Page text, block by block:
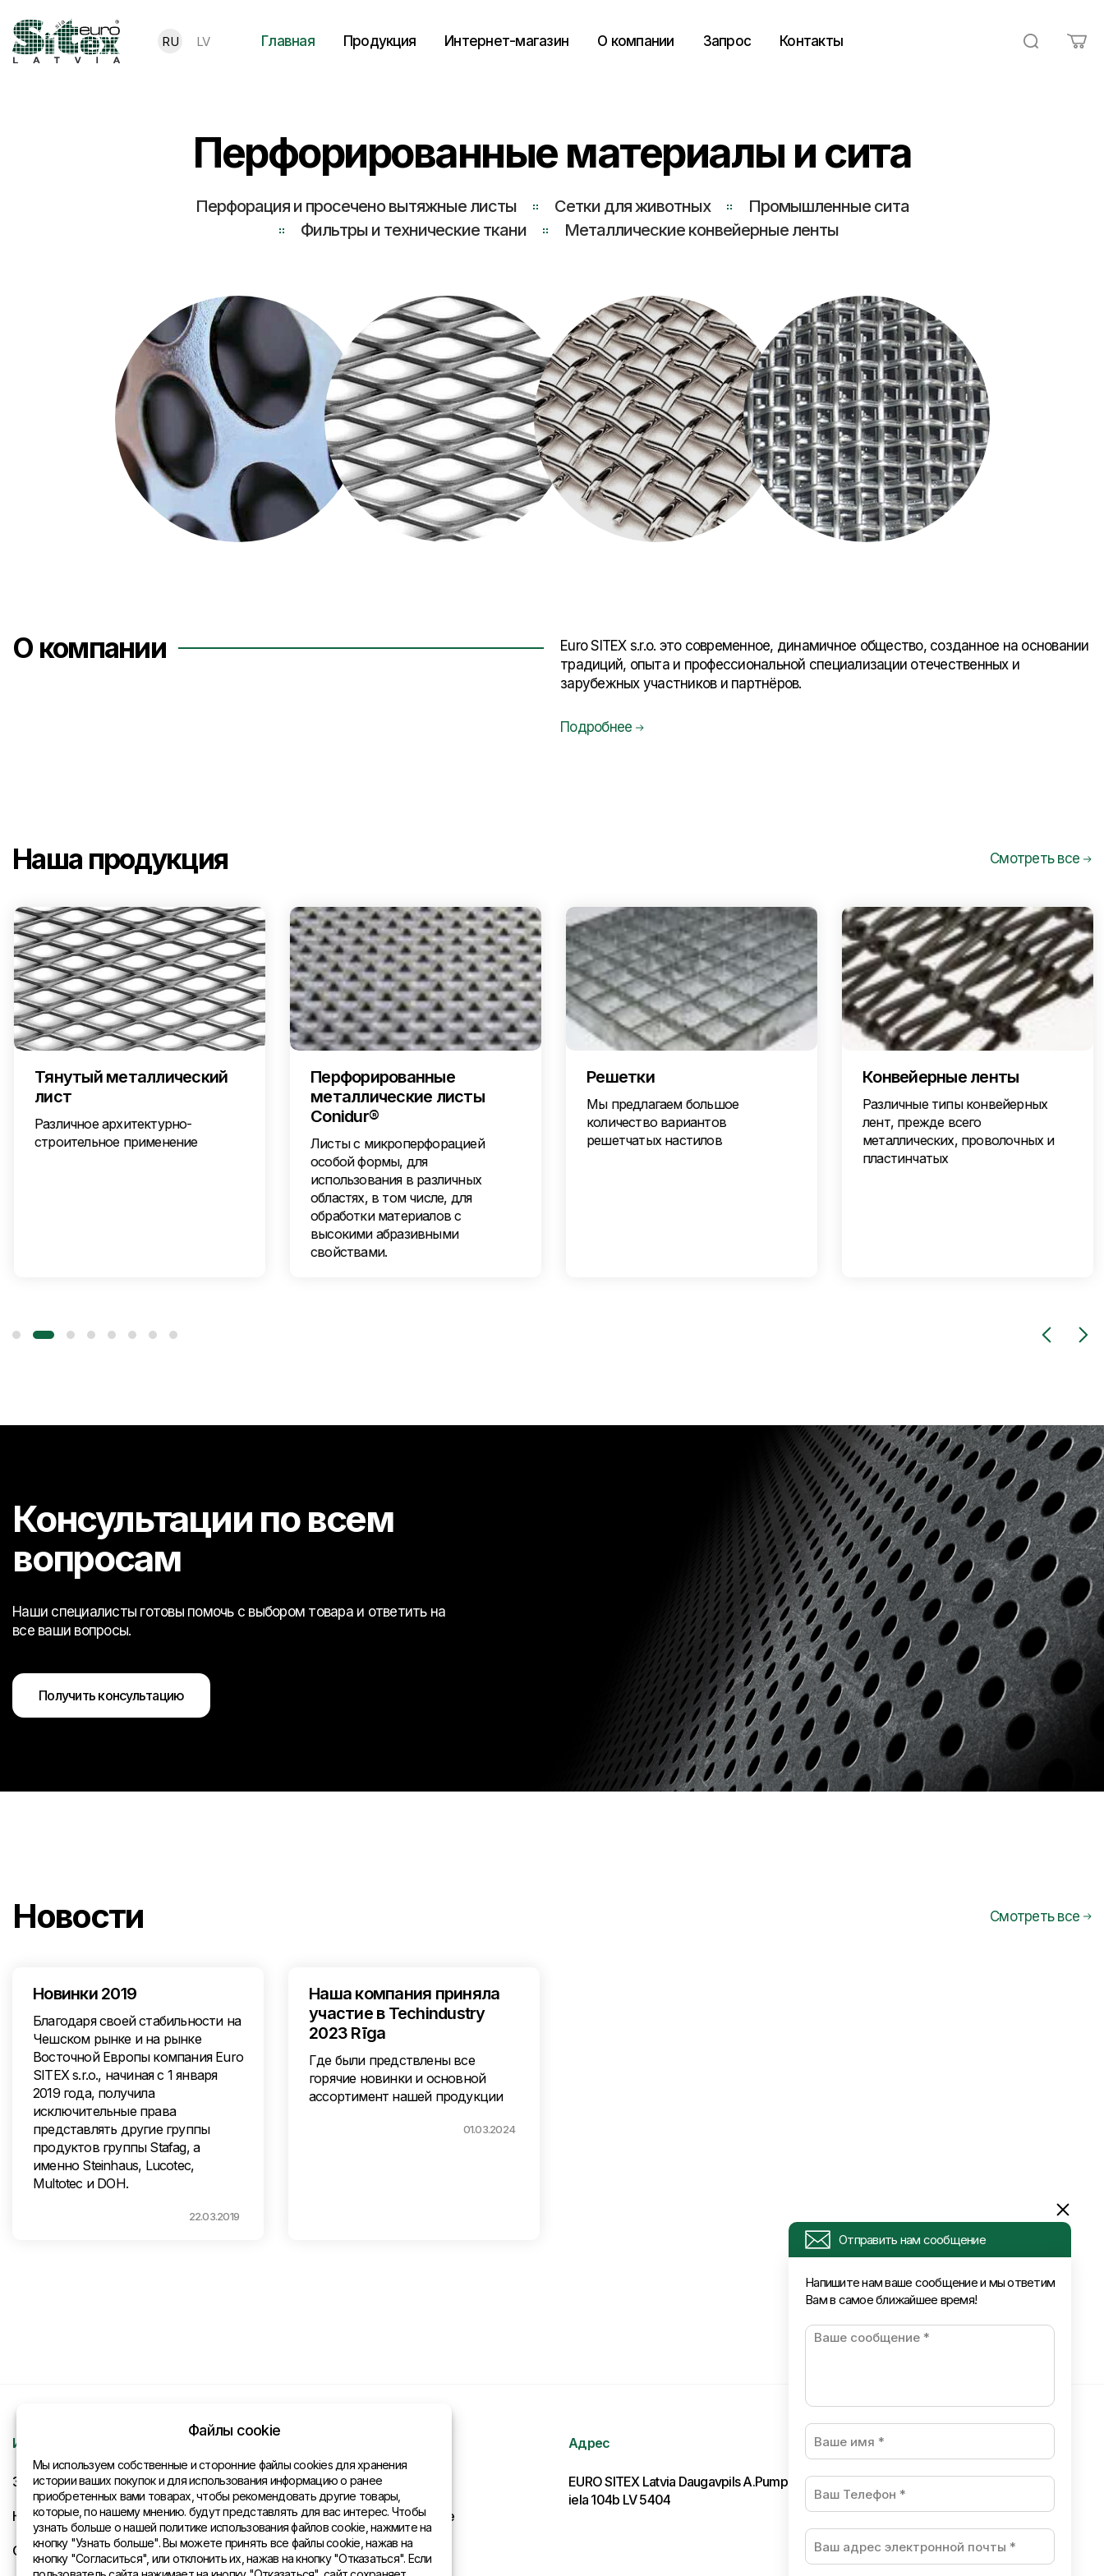
RU LV Главная Продукция Интернет-магазин О компании Запрос Контакты
Перфорированные материалы и сита
Перфорация и просечено вытяжные листы Сетки для животных
Промышленные сита
Фильтры и технические ткани
Металлические конвейерные ленты
О компании
Euro SITEX s.r.o. это современное, динамичное общество, созданное на основании
традиций, опыта и профессиональной специализации отечественных и
зарубежных участников и партнёров.
Подробнее
Наша продукция Смотреть все
Тянутый металлический
лист
Различное архитектурно-
строительное применение
Перфорированные
металлические листы
Conidur®
Листы с микроперфорацией
особой формы, для
использования в различных
областях, в том числе, для
обработки материалов с
высокими абразивными
свойствами.
Решетки
Мы предлагаем большое
количество вариантов
решетчатых настилов
Конвейерные ленты
Различные типы конвейерных
лент, прежде всего
металлических, проволочных и
пластинчатых
Консультации по всем
вопросам
Наши специалисты готовы помочь с выбором товара и ответить на
все ваши вопросы.
Получить консультацию
Новости Смотреть все
Новинки 2019
Благодаря своей стабильности на
Чешском рынке и на рынке
Восточной Европы компания Euro
SITEX s.r.o., начиная с 1 января
2019 года, получила
исключительные права
представлять другие группы
продуктов группы Stafag, а
именно Steinhaus, Lucotec,
Multotec и DOH.
22.03.2019
Наша компания приняла
участие в Techindustry
2023 Rīga
Где были предствлены все
горячие новинки и основной
ассортимент нашей продукции
01.03.2024
Отправить нам сообщение
Напишите нам ваше сообщение и мы ответим
Вам в самое ближайшее время!
Информация
Запрос
Новости
Оплата и доставка
Общая информация
Представительства в мире
Адрес
EURO SITEX Latvia Daugavpils A.Pumpura
iela 104b LV 5404
Файлы cookie
Мы используем собственные и сторонние файлы cookies для хранения
истории ваших покупок и для использования информацию о ранее
приобретенных вами товарах, чтобы рекомендовать другие товары,
которые, по нашему мнению. будут представлять для вас интерес. Чтобы
узнать больше о нашей политике использования файлов cookie, нажмите на
кнопку "Узнать больше". Вы можете принять все файлы cookie, нажав на
кнопку "Согласиться", или отклонить их, нажав на кнопку "Отказаться". Если